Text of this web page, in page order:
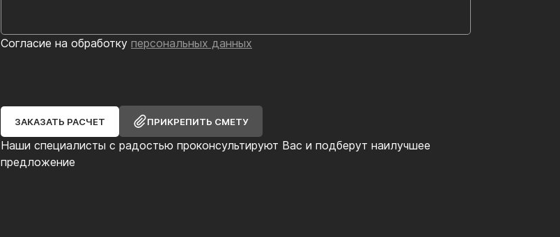
Наши специалисты с радостью проконсультируют Вас и подберут наилучшее
предложение
Согласие на обработку персональных данных
ЗАКАЗАТЬ РАСЧЕТ ПРИКРЕПИТЬ СМЕТУ